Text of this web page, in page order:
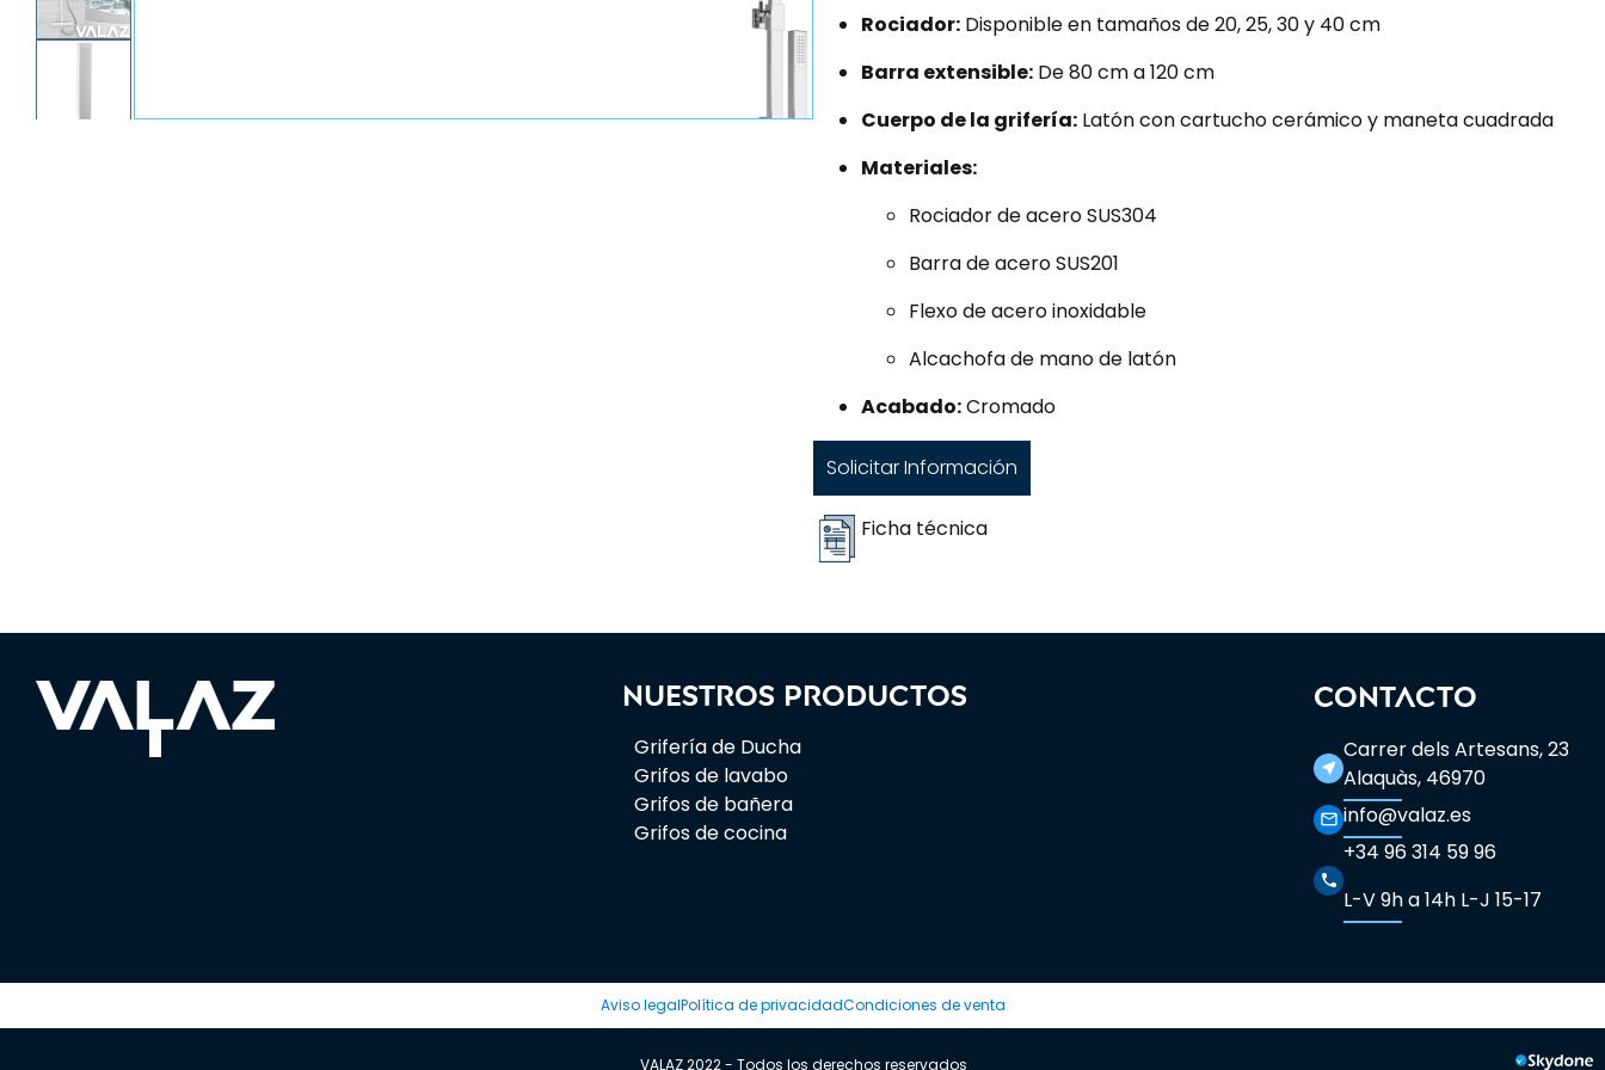
Rociador: Disponible en tamaños de 20, 25, 30 y 40 cm
Barra extensible: De 80 cm a 120 cm
Cuerpo de la grifería: Latón con cartucho cerámico y maneta cuadrada
Materiales:
Rociador de acero SUS304
Barra de acero SUS201
Flexo de acero inoxidable
Alcachofa de mano de latón
Acabado:Cromado
Solicitar Información
Ficha técnica
Nuestros productos
Grifería de Ducha
Grifos de lavabo
Grifos de bañera
Grifos de cocina
CONTACTO
near_me
Carrer dels Artesans, 23
Alaquàs, 46970
mail_outline info@valaz.es
phone
+34 96 314 59 96
L-V 9h a 14h L-J 15-17
Aviso legalPolítica de privacidadCondiciones de venta
VALAZ 2022 - Todos los derechos reservados